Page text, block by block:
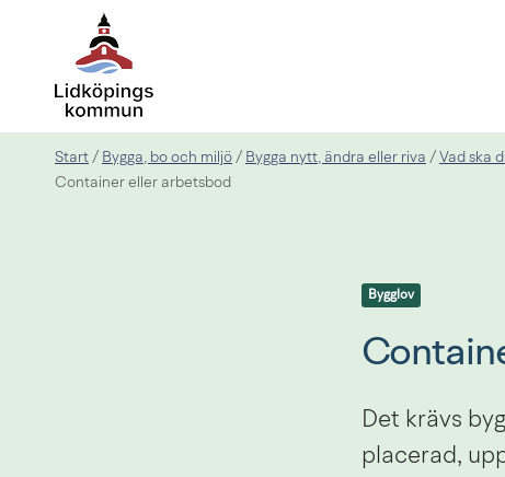
Start / Bygga, bo och miljö / Bygga nytt, ändra eller riva / Vad ska
Container eller arbetsbod
Bygglov
Det krävs
placerad,